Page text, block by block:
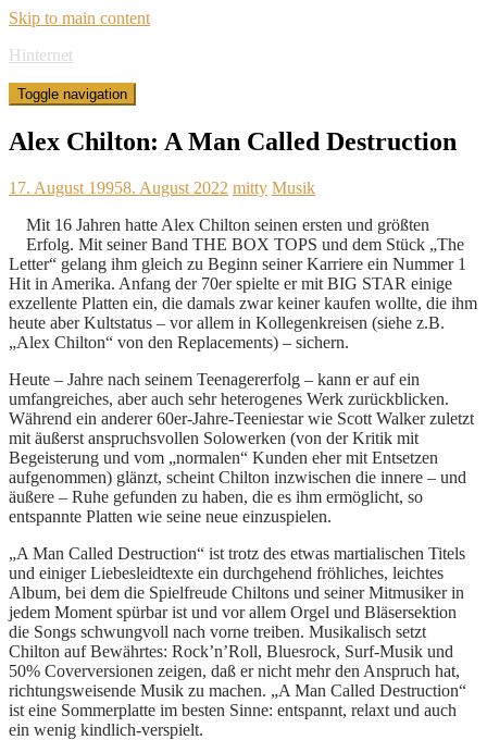
Skip to main content
Hinternet
Toggle navigation
Alex Chilton: A Man Called Destruction
17. August 19958. August 2022 mitty Musik
Mit 16 Jahren hatte Alex Chilton seinen ersten und größten
Erfolg. Mit seiner Band THE BOX TOPS und dem Stück „The
Letter“ gelang ihm gleich zu Beginn seiner Karriere ein Nummer 1
Hit in Amerika. Anfang der 70er spielte er mit BIG STAR einige
exzellente Platten ein, die damals zwar keiner kaufen wollte, die ihm
heute aber Kultstatus – vor allem in Kollegenkreisen (siehe z.B.
„Alex Chilton“ von den Replacements) – sichern.
Heute – Jahre nach seinem Teenagererfolg – kann er auf ein
umfangreiches, aber auch sehr heterogenes Werk zurückblicken.
Während ein anderer 60er-Jahre-Teeniestar wie Scott Walker zuletzt
mit äußerst anspruchsvollen Solowerken (von der Kritik mit
Begeisterung und vom „normalen“ Kunden eher mit Entsetzen
aufgenommen) glänzt, scheint Chilton inzwischen die innere – und
äußere – Ruhe gefunden zu haben, die es ihm ermöglicht, so
entspannte Platten wie seine neue einzuspielen.
„A Man Called Destruction“ ist trotz des etwas martialischen Titels
und einiger Liebesleidtexte ein durchgehend fröhliches, leichtes
Album, bei dem die Spielfreude Chiltons und seiner Mitmusiker in
jedem Moment spürbar ist und vor allem Orgel und Bläsersektion
die Songs schwungvoll nach vorne treiben. Musikalisch setzt
Chilton auf Bewährtes: Rock’n’Roll, Bluesrock, Surf-Musik und
50% Coverversionen zeigen, daß er nicht mehr den Anspruch hat,
richtungsweisende Musik zu machen. „A Man Called Destruction“
ist eine Sommerplatte im besten Sinne: entspannt, relaxt und auch
ein wenig kindlich-verspielt.